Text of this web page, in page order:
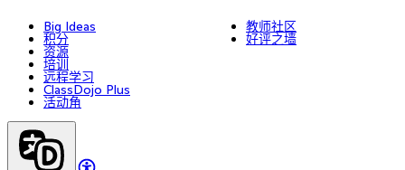
Big Ideas
积分
资源
培训
远程学习
ClassDojo Plus
活动角
教师社区
好评之墙